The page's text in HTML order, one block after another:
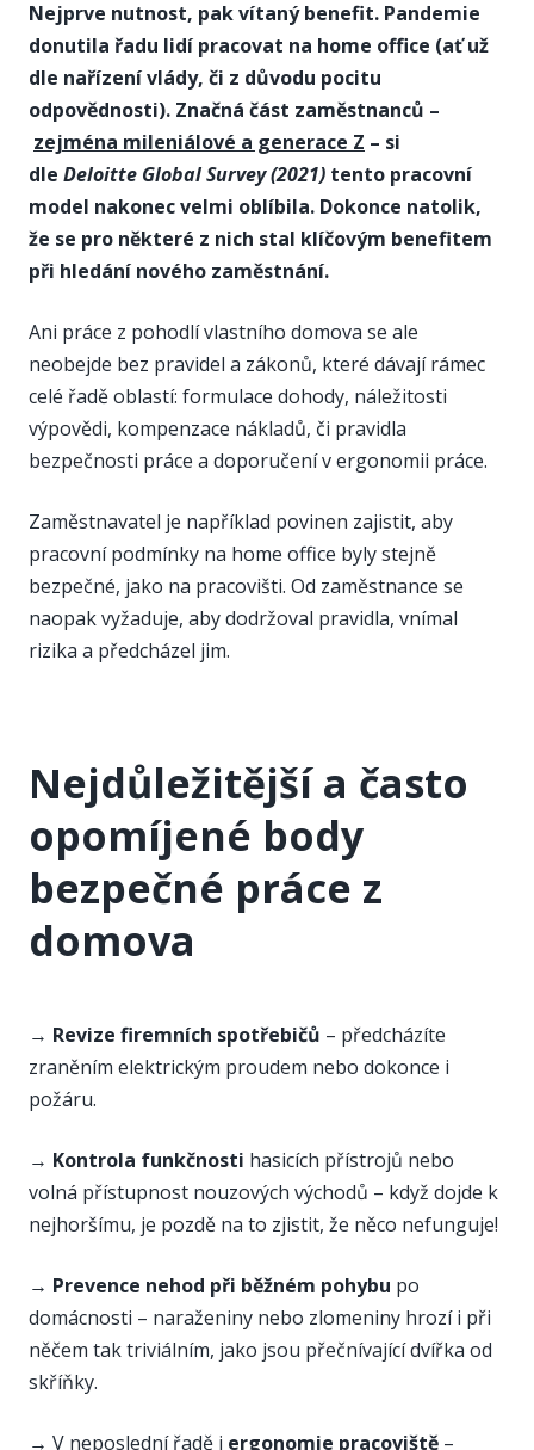
Nejprve nutnost, pak vítaný benefit. Pandemie
donutila řadu lidí pracovat na home office (ať už
dle nařízení vlády, či z důvodu pocitu
odpovědnosti). Značná část zaměstnanců –
zejména mileniálové a generace Z – si
dle Deloitte Global Survey (2021) tento pracovní
model nakonec velmi oblíbila. Dokonce natolik,
že se pro některé z nich stal klíčovým benefitem
při hledání nového zaměstnání.
Ani práce z pohodlí vlastního domova se ale
neobejde bez pravidel a zákonů, které dávají rámec
celé řadě oblastí: formulace dohody, náležitosti
výpovědi, kompenzace nákladů, či pravidla
bezpečnosti práce a doporučení v ergonomii práce.
Zaměstnavatel je například povinen zajistit, aby
pracovní podmínky na home office byly stejně
bezpečné, jako na pracovišti. Od zaměstnance se
naopak vyžaduje, aby dodržoval pravidla, vnímal
rizika a předcházel jim.
Nejdůležitější a často
opomíjené body
bezpečné práce z
domova
→ Revize firemních spotřebičů – předcházíte
zraněním elektrickým proudem nebo dokonce i
požáru.
→ Kontrola funkčnosti hasicích přístrojů nebo
volná přístupnost nouzových východů – když dojde k
nejhoršímu, je pozdě na to zjistit, že něco nefunguje!
→ Prevence nehod při běžném pohybu po
domácnosti – naraženiny nebo zlomeniny hrozí i při
něčem tak triviálním, jako jsou přečnívající dvířka od
skříňky.
→ V neposlední řadě i ergonomie pracoviště –